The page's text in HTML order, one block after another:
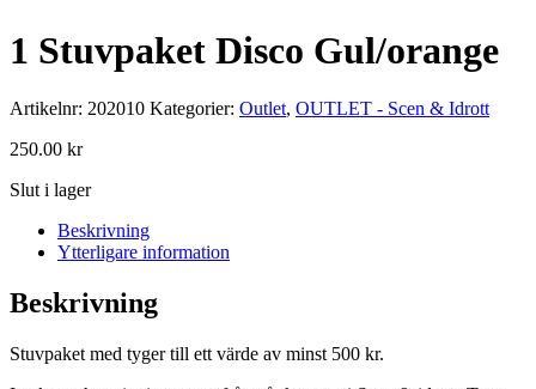
1 Stuvpaket Disco Gul/orange
Artikelnr: 202010 Kategorier: Outlet, OUTLET - Scen & Idrott
250.00 kr
Slut i lager
Beskrivning
Ytterligare information
Beskrivning
Stuvpaket med tyger till ett värde av minst 500 kr.